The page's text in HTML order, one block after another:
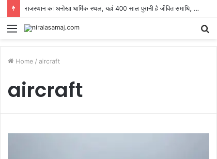
राजस्थान का अनोखा धार्मिक स्थल, यहां 400 साल पुरानी है जीवित समाधि, लकवा मरीज मांगते हैं मन्नत
Menu
Home / aircraft
aircraft